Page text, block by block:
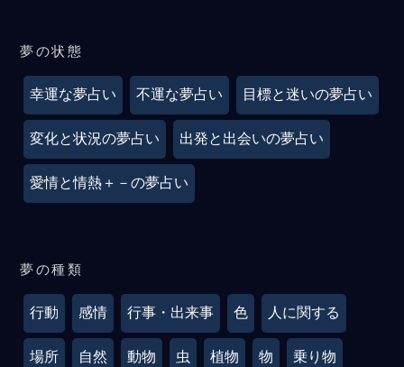
夢の状態
幸運な夢占い 不運な夢占い 目標と迷いの夢占い
変化と状況の夢占い 出発と出会いの夢占い
愛情と情熱＋－の夢占い
夢の種類
行動 感情 行事・出来事 色 人に関する
場所 自然 動物 虫 植物 物 乗り物